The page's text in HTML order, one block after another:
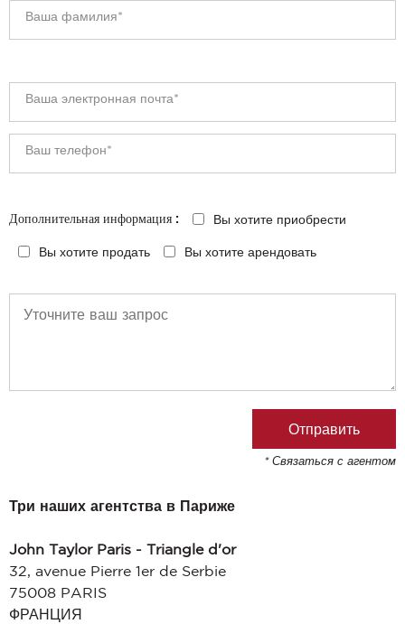
Дополнительная информация : Вы хотите приобрести
Вы хотите продать Вы хотите арендовать
* Связаться с агентом
Три наших агентства в Париже
John Taylor Paris - Triangle d'or
32, avenue Pierre 1er de Serbie
75008 PARIS
ФРАНЦИЯ